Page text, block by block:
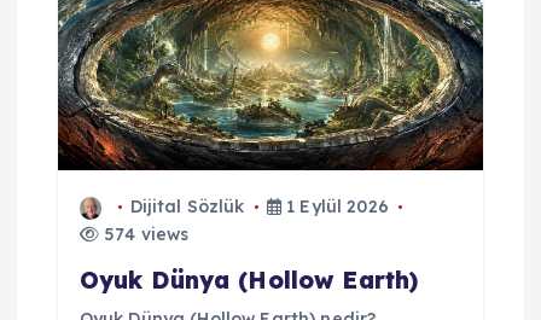
Dijital Sözlük
1 Eylül 2026
574 views
Oyuk Dünya (Hollow Earth)